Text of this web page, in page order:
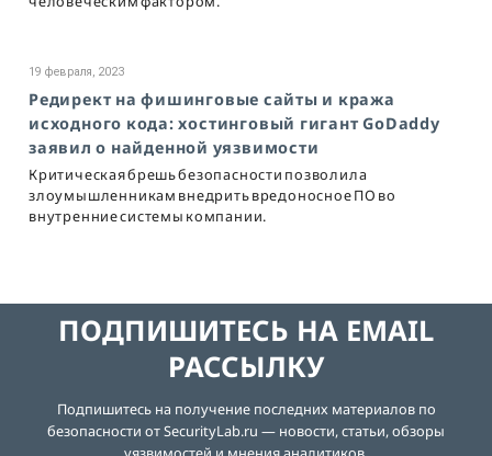
19 февраля, 2023
Редирект на фишинговые сайты и кража
исходного кода: хостинговый гигант GoDaddy
заявил о найденной уязвимости
Критическая брешь безопасности позволила
злоумышленникам внедрить вредоносное ПО во
внутренние системы компании.
ПОДПИШИТЕСЬ НА EMAIL
РАССЫЛКУ
Подпишитесь на получение последних материалов по
безопасности от SecurityLab.ru — новости, статьи, обзоры